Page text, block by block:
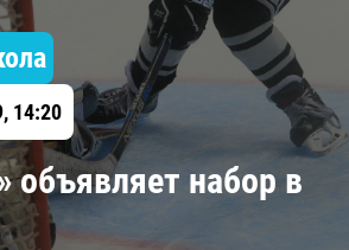
14:20
объявляет набор в